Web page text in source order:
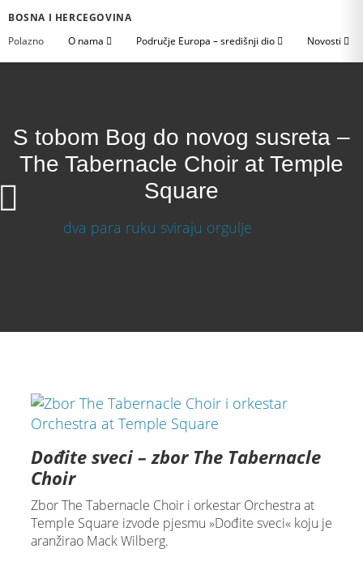
BOSNA I HERCEGOVINA
Polazno
O nama Područje Europa – središnji dio Novosti
S tobom Bog do novog susreta –
The Tabernacle Choir at Temple
Square
Dođite sveci – zbor The Tabernacle
Choir
Zbor The Tabernacle Choir i orkestar Orchestra at
Temple Square izvode pjesmu »Dođite sveci« koju je
aranžirao Mack Wilberg.